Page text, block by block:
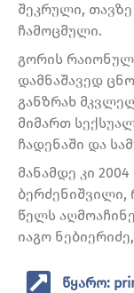
შეკრული,
ჩამოცმული.
გორის
დამნაშავედ
განზრახ
მიმართ
ჩადენაში და
მანამდე კი
წელს
იაგო
წყარო: